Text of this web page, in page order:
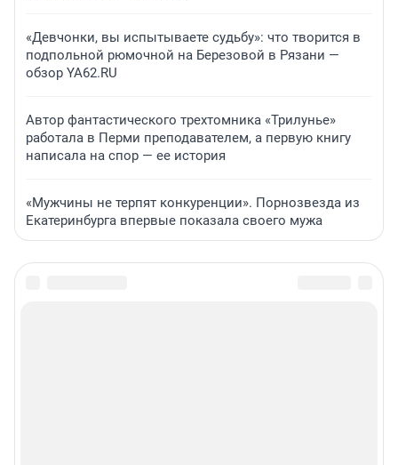
«Девчонки, вы испытываете судьбу»: что творится в
подпольной рюмочной на Березовой в Рязани —
обзор YA62.RU
Автор фантастического трехтомника «Трилунье»
работала в Перми преподавателем, а первую книгу
написала на спор — ее история
«Мужчины не терпят конкуренции». Порнозвезда из
Екатеринбурга впервые показала своего мужа